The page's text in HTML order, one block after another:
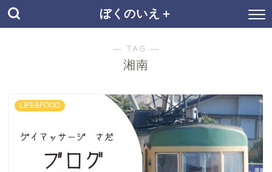
ぼくのいえ＋
― TAG ―
湘南
LIFE&FOOD